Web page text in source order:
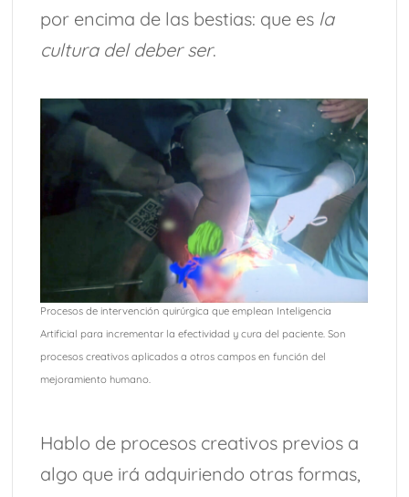
por encima de las bestias: que es la
cultura del deber ser.
Procesos de intervención quirúrgica que emplean Inteligencia
Artificial para incrementar la efectividad y cura del paciente. Son
procesos creativos aplicados a otros campos en función del
mejoramiento humano.
Hablo de procesos creativos previos a
algo que irá adquiriendo otras formas,